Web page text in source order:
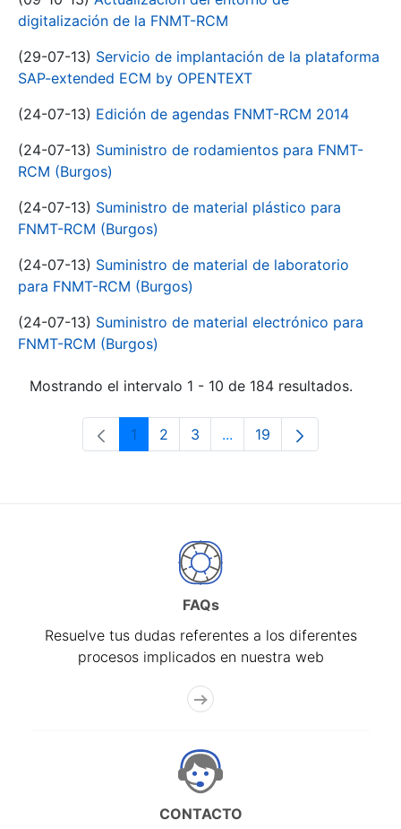
digitalización de la FNMT-RCM
(29-07-13) Servicio de implantación de la plataforma
SAP-extended ECM by OPENTEXT
(24-07-13) Edición de agendas FNMT-RCM 2014
(24-07-13) Suministro de rodamientos para FNMT-
RCM (Burgos)
(24-07-13) Suministro de material plástico para
FNMT-RCM (Burgos)
(24-07-13) Suministro de material de laboratorio
para FNMT-RCM (Burgos)
(24-07-13) Suministro de material electrónico para
FNMT-RCM (Burgos)
Mostrando el intervalo 1 - 10 de 184 resultados.
Página
1 Página
2 Página
3 ...Páginas intermedias Use
Página
19
FAQs
Resuelve tus dudas referentes a los diferentes
procesos implicados en nuestra web
CONTACTO